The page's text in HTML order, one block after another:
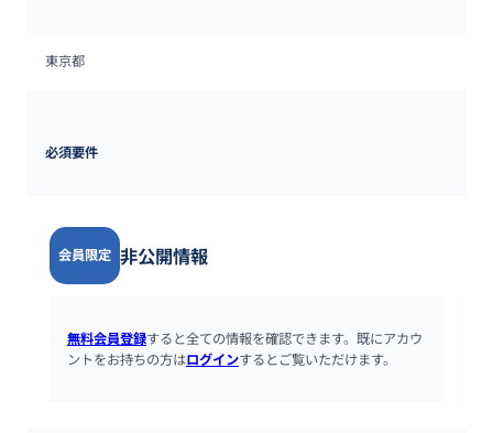
東京都
必須要件
会員限定 非公開情報
無料会員登録すると全ての情報を確認できます。既にアカウ
ントをお持ちの方はログインするとご覧いただけます。